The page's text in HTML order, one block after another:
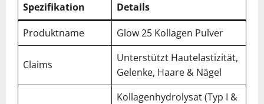
Spezifikation
Details
Produktname
Glow 25 Kollagen Pulver
Claims
Unterstützt Hautelastizität,
Gelenke, Haare & Nägel
Kollagenhydrolysat (Typ I &